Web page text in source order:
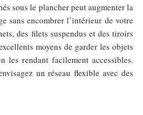
sous le plancher peut augmenter la
sans encombrer l’intérieur de votre
des filets suspendus et des tiroirs
moyens de garder les objets
les rendant facilement accessibles.
un réseau flexible avec des